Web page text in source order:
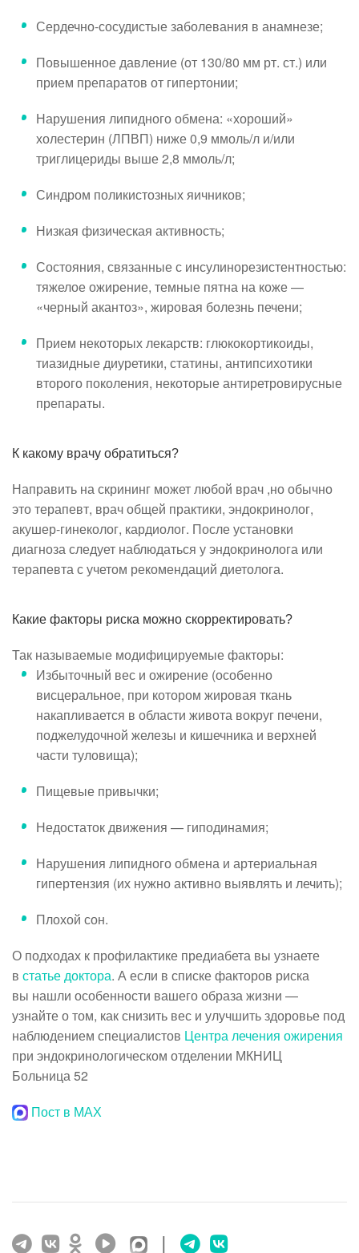
Сердечно-сосудистые заболевания в анамнезе;
Повышенное давление (от 130/80 мм рт. ст.) или
прием препаратов от гипертонии;
Нарушения липидного обмена: «хороший»
холестерин (ЛПВП) ниже 0,9 ммоль/л и/или
триглицериды выше 2,8 ммоль/л;
Синдром поликистозных яичников;
Низкая физическая активность;
Состояния, связанные с инсулинорезистентностью:
тяжелое ожирение, темные пятна на коже —
«черный акантоз», жировая болезнь печени;
Прием некоторых лекарств: глюкокортикоиды,
тиазидные диуретики, статины, антипсихотики
второго поколения, некоторые антиретровирусные
препараты.
К какому врачу обратиться?
Направить на скрининг может любой врач ,но обычно
это терапевт, врач общей практики, эндокринолог,
акушер-гинеколог, кардиолог. После установки
диагноза следует наблюдаться у эндокринолога или
терапевта с учетом рекомендаций диетолога.
Какие факторы риска можно скорректировать?
Так называемые модифицируемые факторы:
Избыточный вес и ожирение (особенно
висцеральное, при котором жировая ткань
накапливается в области живота вокруг печени,
поджелудочной железы и кишечника и верхней
части туловища);
Пищевые привычки;
Недостаток движения — гиподинамия;
Нарушения липидного обмена и артериальная
гипертензия (их нужно активно выявлять и лечить);
Плохой сон.
О подходах к профилактике предиабета вы узнаете
в статье доктора. А если в списке факторов риска
вы нашли особенности вашего образа жизни —
узнайте о том, как снизить вес и улучшить здоровье под
наблюдением специалистов Центра лечения ожирения
при эндокринологическом отделении МКНИЦ
Больница 52
Пост в МАХ
|